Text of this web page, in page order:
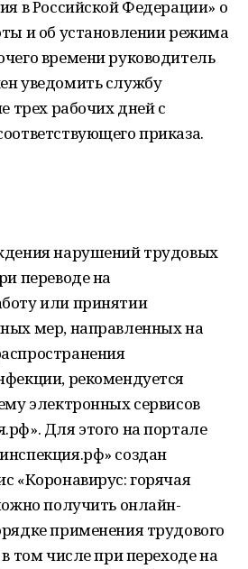
в Российской Федерации» о
и об установлении режима
времени руководитель
уведомить службу
трех рабочих дней с
приказа.
нарушений трудовых
переводе на
или принятии
мер, направленных на
рекомендуется
электронных сервисов
Для этого на портале
создан
«Коронавирус: горячая
получить онлайн-
применения трудового
том числе при переходе на